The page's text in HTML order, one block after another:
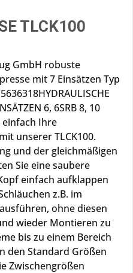
TLCK100
GmbH robuste
mit 7 Einsätzen Typ
6, 6SRB 8, 10
einfach Ihre
unserer TLCK100.
und der gleichmäßigen
Sie eine saubere
einfach aufklappen
z.B. im
ohne diesen
wieder Montieren zu
bis zu einem Bereich
den Standard Größen
Zwischengrößen